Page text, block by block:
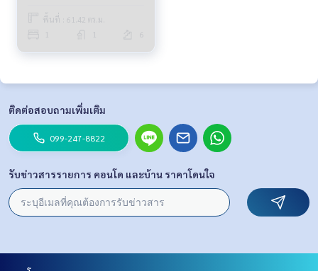
พื้นที่ : 61.42 ตร.ม.
6
ติดต่อสอบถามเพิ่มเติม
099-247-8822
รับข่าวสารรายการ คอนโด และบ้าน ราคาโดนใจ